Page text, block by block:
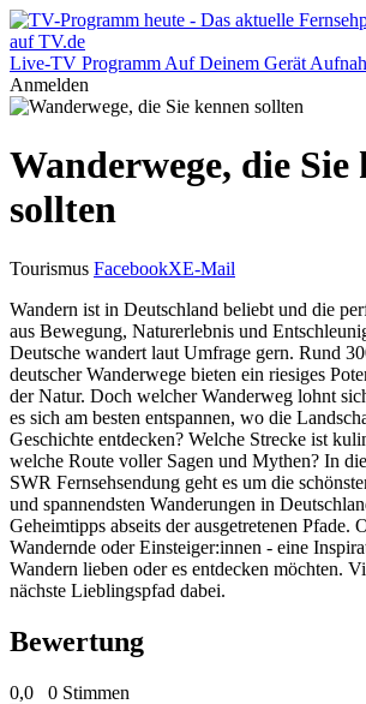
Live-TV Programm Auf Deinem Gerät
Anmelden
Wanderwege, die Sie
sollten
Tourismus FacebookXE-Mail
Wandern ist in Deutschland beliebt und die
aus Bewegung, Naturerlebnis und
Deutsche wandert laut Umfrage gern. Rund
deutscher Wanderwege bieten ein riesiges
der Natur. Doch welcher Wanderweg lohnt
es sich am besten entspannen, wo die
Geschichte entdecken? Welche Strecke ist
welche Route voller Sagen und Mythen? In
SWR Fernsehsendung geht es um die
und spannendsten Wanderungen in
Geheimtipps abseits der ausgetretenen Pfade.
Wandernde oder Einsteiger:innen - eine
Wandern lieben oder es entdecken möchten.
nächste Lieblingspfad dabei.
Bewertung
0,0 0 Stimmen